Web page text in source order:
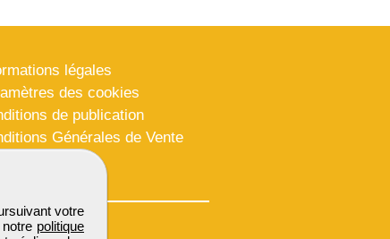
votre
politique
légales
des cookies
de publication
Générales de Vente